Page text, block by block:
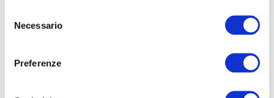
delNecessario
Preferenze